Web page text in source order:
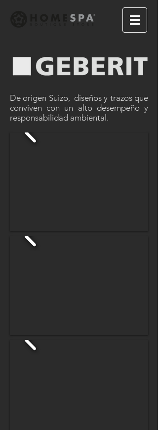
De origen Suizo, diseños y trazos que
conviven con un alto desempeño y
responsabilidad ambiental.